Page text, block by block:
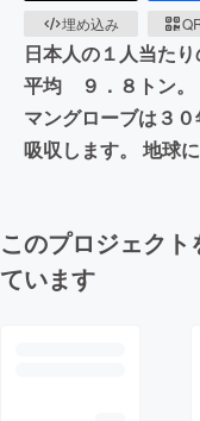
埋め込み
日本人の１人当た
平均 ９．８トン。
マングローブは３
吸収します。 地球
このプロジェク
ています